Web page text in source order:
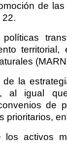
de
22.
territorial,
la
al igual
de
prioritarios,
los activos